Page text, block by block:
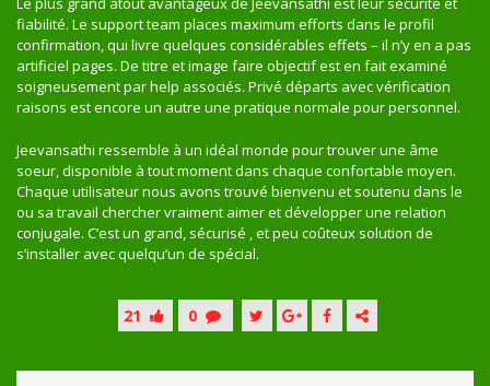
fiabilité. Le support team places maximum efforts dans le profil
confirmation, qui livre quelques considérables effets – il n’y en a pas
artificiel pages. De titre et image faire objectif est en fait examiné
soigneusement par help associés. Privé départs avec vérification
raisons est encore un autre une pratique normale pour personnel.
Jeevansathi ressemble à un idéal monde pour trouver une âme
soeur, disponible à tout moment dans chaque confortable moyen.
Chaque utilisateur nous avons trouvé bienvenu et soutenu dans le
ou sa travail chercher vraiment aimer et développer une relation
conjugale. C’est un grand, sécurisé , et peu coûteux solution de
s’installer avec quelqu’un de spécial.
21 0